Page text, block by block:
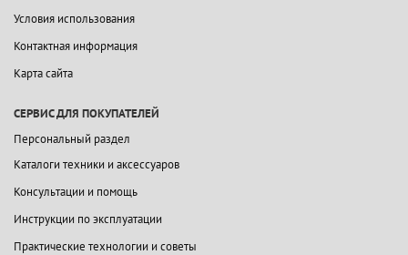
Условия использования
Контактная информация
Карта сайта
СЕРВИС ДЛЯ ПОКУПАТЕЛЕЙ
Персональный раздел
Каталоги техники и аксессуаров
Консультации и помощь
Инструкции по эксплуатации
Практические технологии и советы